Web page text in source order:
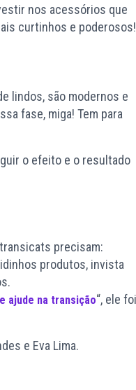
nos acessórios que
curtinhos e poderosos!
lindos, são modernos e
fase, miga! Tem para
o efeito e o resultado
precisam:
produtos, invista
ajude na transição“, ele foi
e Eva Lima.